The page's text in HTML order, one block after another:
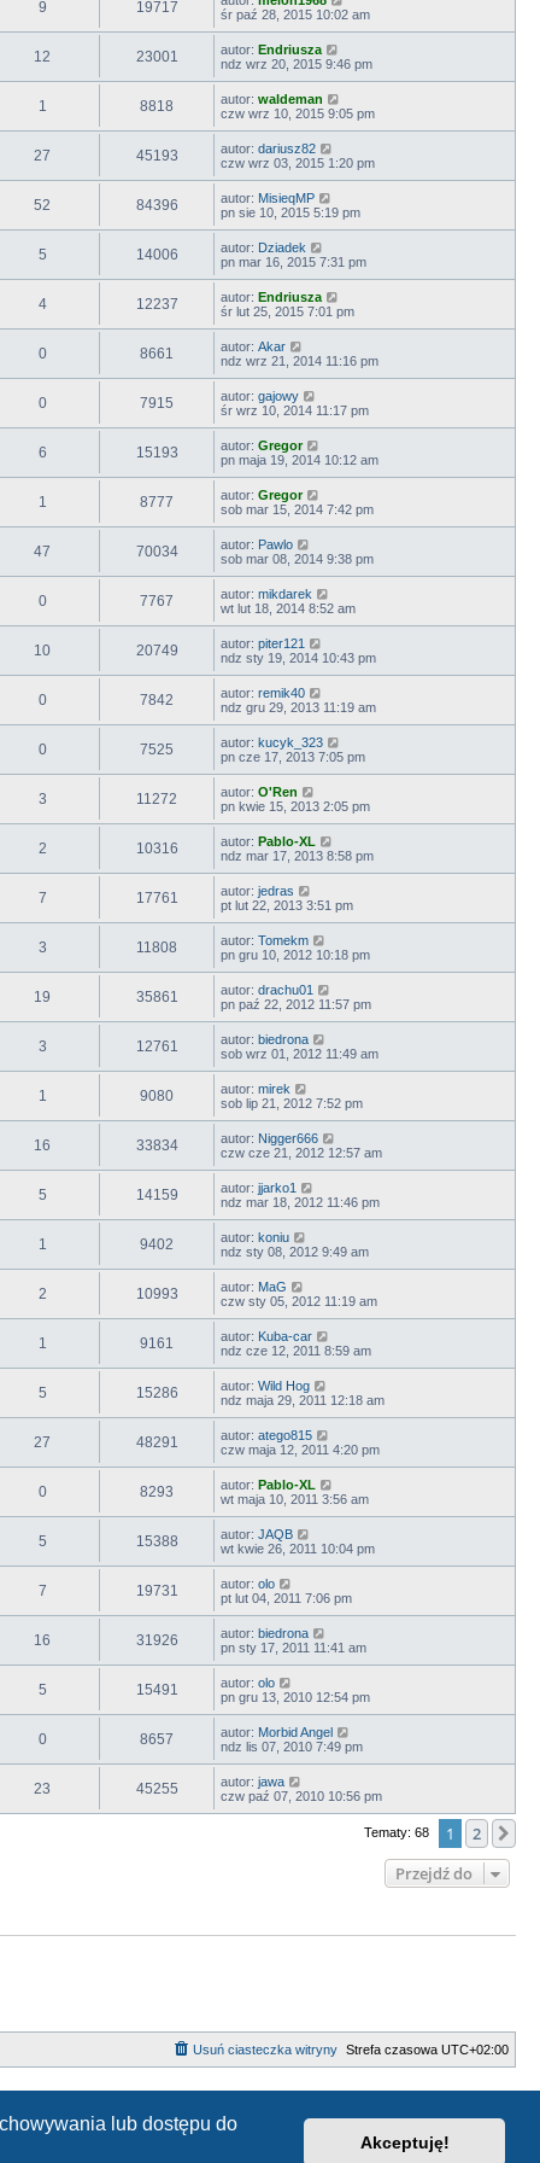
lub dostępu do
Akceptuję!
9 19717
śr paź 28, 2015 10:02 am
12 23001 autor: Endriusza
ndz wrz 20, 2015 9:46 pm
1 8818 autor: waldeman
czw wrz 10, 2015 9:05 pm
27 45193 autor: dariusz82
czw wrz 03, 2015 1:20 pm
52 84396 autor: MisieqMP
pn sie 10, 2015 5:19 pm
5 14006 autor: Dziadek
pn mar 16, 2015 7:31 pm
4 12237 autor: Endriusza
śr lut 25, 2015 7:01 pm
0 8661 autor: Akar
ndz wrz 21, 2014 11:16 pm
0 7915 autor: gajowy
śr wrz 10, 2014 11:17 pm
6 15193 autor: Gregor
pn maja 19, 2014 10:12 am
1 8777 autor: Gregor
sob mar 15, 2014 7:42 pm
47 70034 autor: Pawlo
sob mar 08, 2014 9:38 pm
0 7767 autor: mikdarek
wt lut 18, 2014 8:52 am
10 20749 autor: piter121
ndz sty 19, 2014 10:43 pm
0 7842 autor: remik40
ndz gru 29, 2013 11:19 am
0 7525 autor: kucyk_323
pn cze 17, 2013 7:05 pm
3 11272 autor: O'Ren
pn kwie 15, 2013 2:05 pm
2 10316 autor: Pablo-XL
ndz mar 17, 2013 8:58 pm
7 17761 autor: jedras
pt lut 22, 2013 3:51 pm
3 11808 autor: Tomekm
pn gru 10, 2012 10:18 pm
19 35861 autor: drachu01
pn paź 22, 2012 11:57 pm
3 12761 autor: biedrona
sob wrz 01, 2012 11:49 am
1 9080 autor: mirek
sob lip 21, 2012 7:52 pm
16 33834 autor: Nigger666
czw cze 21, 2012 12:57 am
5 14159 autor: jjarko1
ndz mar 18, 2012 11:46 pm
1 9402 autor: koniu
ndz sty 08, 2012 9:49 am
2 10993 autor: MaG
czw sty 05, 2012 11:19 am
1 9161 autor: Kuba-car
ndz cze 12, 2011 8:59 am
5 15286 autor: Wild Hog
ndz maja 29, 2011 12:18 am
27 48291 autor: atego815
czw maja 12, 2011 4:20 pm
0 8293 autor: Pablo-XL
wt maja 10, 2011 3:56 am
5 15388 autor: JAQB
wt kwie 26, 2011 10:04 pm
7 19731 autor: olo
pt lut 04, 2011 7:06 pm
16 31926 autor: biedrona
pn sty 17, 2011 11:41 am
5 15491 autor: olo
pn gru 13, 2010 12:54 pm
0 8657 autor: Morbid Angel
ndz lis 07, 2010 7:49 pm
23 45255 autor: jawa
czw paź 07, 2010 10:56 pm
Tematy: 68 1 2
Przejdź do
Strefa czasowa UTC+02:00
Usuń ciasteczka witryny